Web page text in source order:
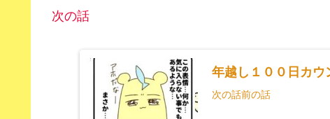
次の話
年越し１００日カウ
次の話前の話